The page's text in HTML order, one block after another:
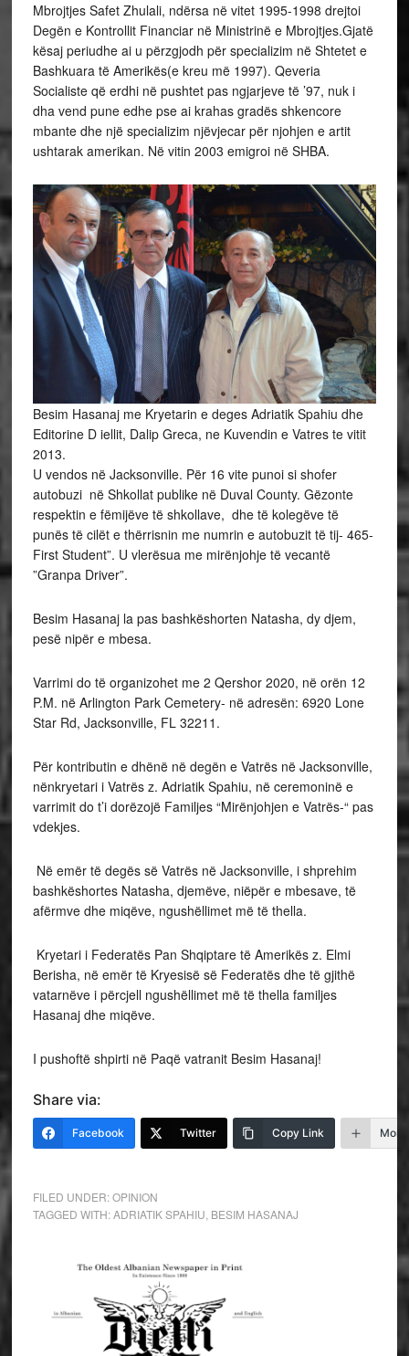
Mbrojtjes Safet Zhulali, ndërsa në vitet 1995-1998 drejtoi
Degën e Kontrollit Financiar në Ministrinë e Mbrojtjes.Gjatë
kësaj periudhe ai u përzgjodh për specializim në Shtetet e
Bashkuara të Amerikës(e kreu më 1997). Qeveria
Socialiste që erdhi në pushtet pas ngjarjeve të ’97, nuk i
dha vend pune edhe pse ai krahas gradës shkencore
mbante dhe një specializim njëvjecar për njohjen e artit
ushtarak amerikan. Në vitin 2003 emigroi në SHBA.
Besim Hasanaj me Kryetarin e deges Adriatik Spahiu dhe
Editorine D iellit, Dalip Greca, ne Kuvendin e Vatres te vitit
2013.
U vendos në Jacksonville. Për 16 vite punoi si shofer
autobuzi në Shkollat publike në Duval County. Gëzonte
respektin e fëmijëve të shkollave, dhe të kolegëve të
punës të cilët e thërrisnin me numrin e autobuzit të tij- 465-
First Student”. U vlerësua me mirënjohje të vecantë
”Granpa Driver”.
Besim Hasanaj la pas bashkëshorten Natasha, dy djem,
pesë nipër e mbesa.
Varrimi do të organizohet me 2 Qershor 2020, në orën 12
P.M. në Arlington Park Cemetery- në adresën: 6920 Lone
Star Rd, Jacksonville, FL 32211.
Për kontributin e dhënë në degën e Vatrës në Jacksonville,
nënkryetari i Vatrës z. Adriatik Spahiu, në ceremoninë e
varrimit do t’i dorëzojë Familjes “Mirënjohjen e Vatrës-“ pas
vdekjes.
Në emër të degës së Vatrës në Jacksonville, i shprehim
bashkëshortes Natasha, djemëve, niëpër e mbesave, të
afërmve dhe miqëve, ngushëllimet më të thella.
Kryetari i Federatës Pan Shqiptare të Amerikës z. Elmi
Berisha, në emër të Kryesisë së Federatës dhe të gjithë
vatarnëve i përcjell ngushëllimet më të thella familjes
Hasanaj dhe miqëve.
I pushoftë shpirti në Paqë vatranit Besim Hasanaj!
Share via:
Facebook Twitter Copy Link More
FILED UNDER:OPINION
TAGGED WITH:ADRIATIK SPAHIU BESIM HASANAJ